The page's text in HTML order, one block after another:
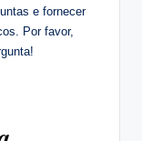
e fornecer
Por favor,